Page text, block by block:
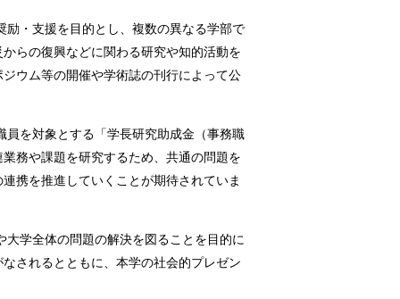
・支援を目的とし、複数の異なる学部で
らの復興などに関わる研究や知的活動を
ウム等の開催や学術誌の刊行によって公
を対象とする「学長研究助成金（事務職
務や課題を研究するため、共通の問題を
携を推進していくことが期待されていま
学全体の問題の解決を図ることを目的に
されるとともに、本学の社会的プレゼン